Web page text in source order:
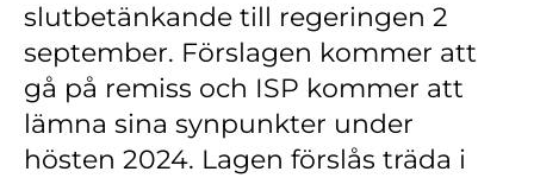
slutbetänkande till regeringen 2
september. Förslagen kommer att
gå på remiss och ISP kommer att
lämna sina synpunkter under
hösten 2024. Lagen förslås träda i